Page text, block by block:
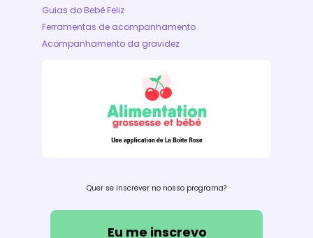
Guias do Bebê Feliz
Ferramentas de acompanhamento
Acompanhamento da gravidez
Quer se inscrever no nosso programa?
Eu me inscrevo